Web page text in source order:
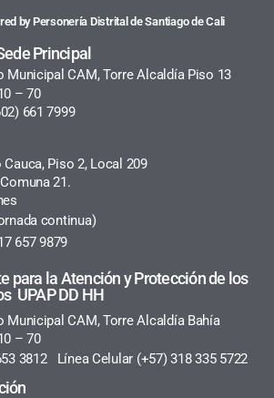
by Personería Distrital de Santiago de Cali
Principal
Municipal CAM, Torre Alcaldía Piso 13
– 70
661 7999
Piso 2, Local 209
21.
continua)
657 9879
para la Atención y Protección de los
UPAP DD HH
Municipal CAM, Torre Alcaldía Bahía
– 70
3812 Línea Celular (+57) 318 335 5722